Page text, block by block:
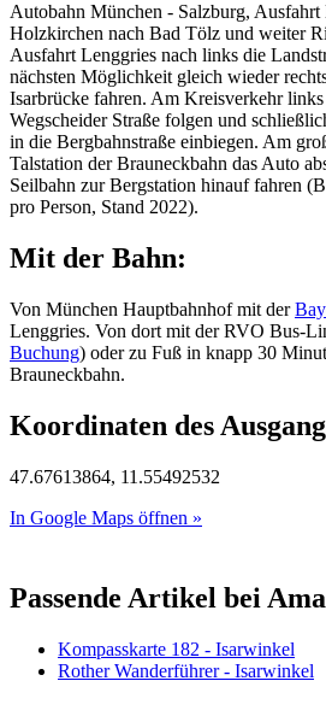
Autobahn München - Salzburg,
Holzkirchen nach Bad Tölz und weiter
Ausfahrt Lenggries nach links die
nächsten Möglichkeit gleich wieder
Isarbrücke fahren. Am Kreisverkehr
Wegscheider Straße folgen und
in die Bergbahnstraße einbiegen. Am
Talstation der Brauneckbahn das Auto
Seilbahn zur Bergstation hinauf fahren
pro Person, Stand 2022).
Mit der Bahn:
Von München Hauptbahnhof mit der
Lenggries. Von dort mit der RVO Bus-
Buchung) oder zu Fuß in knapp 30
Brauneckbahn.
Koordinaten des
47.67613864, 11.55492532
In Google Maps öffnen »
Passende Artikel bei
Kompasskarte 182 - Isarwinkel
Rother Wanderführer - Isarwinkel